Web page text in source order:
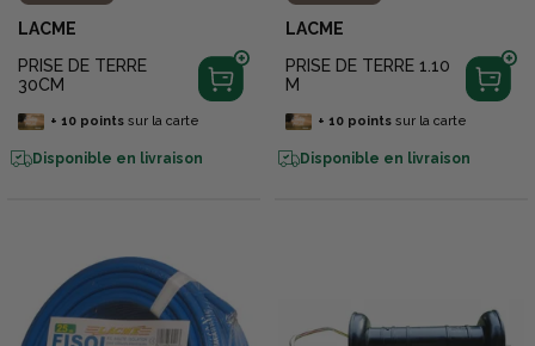
LACME
PRISE DE TERRE
30CM
+ 10pointssur la carte
Disponible en livraison
LACME
PRISE DE TERRE 1.10
M
+ 10pointssur la carte
Disponible en livraison